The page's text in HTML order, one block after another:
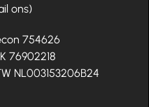
ons)
754626
76902218
NL003153206B24